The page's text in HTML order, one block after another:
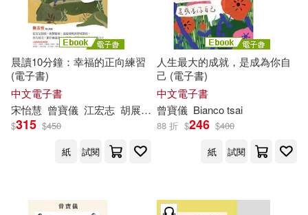
晨讀10分鐘：幸福的正向練習
(電子書)
中文電子書
宋怡慧 曾寶儀 江宏志 胡展誥 陳志恆 陳怡嘉 Dinner
$315 $450
紙
試閱
人生最大的成就，是成為你自
己 (電子書)
中文電子書
曾寶儀 Bianco tsai
88 折 $246 $400
紙
試閱